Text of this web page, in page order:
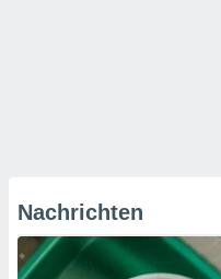
Nachrichten